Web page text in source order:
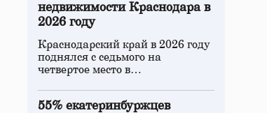
недвижимости Краснодара в
2026 году
Краснодарский край в 2026 году
поднялся с седьмого на
четвертое место в…
55% екатеринбуржцев